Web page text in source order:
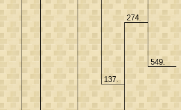
137.
274.
549.